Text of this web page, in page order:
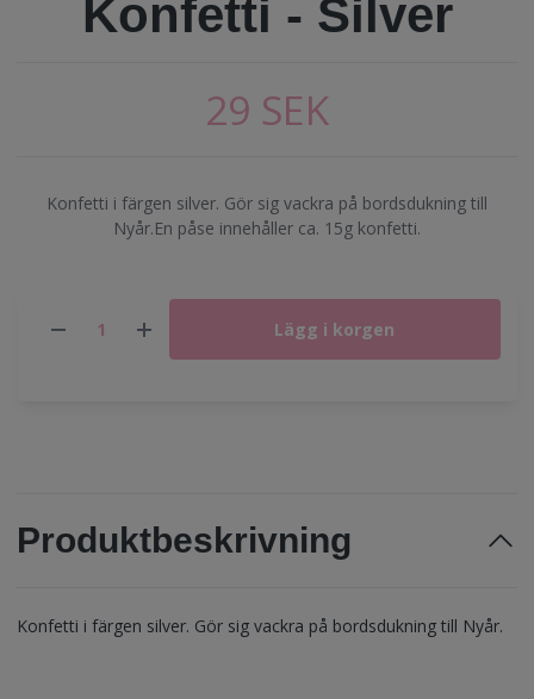
Konfetti - Silver
29 SEK
Konfetti i färgen silver. Gör sig vackra på bordsdukning till
Nyår.En påse innehåller ca. 15g konfetti.
Lägg i korgen
Produktbeskrivning
Konfetti i färgen silver. Gör sig vackra på bordsdukning till Nyår.